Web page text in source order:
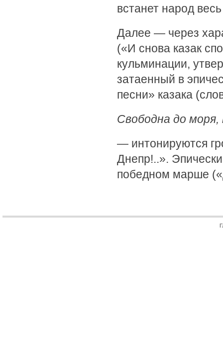
встанет народ
Далее — через
(«И снова казак
кульминации,
затаенный в
песни» казака
Свободна до
— интонируются
Днепр!..».
победном марше